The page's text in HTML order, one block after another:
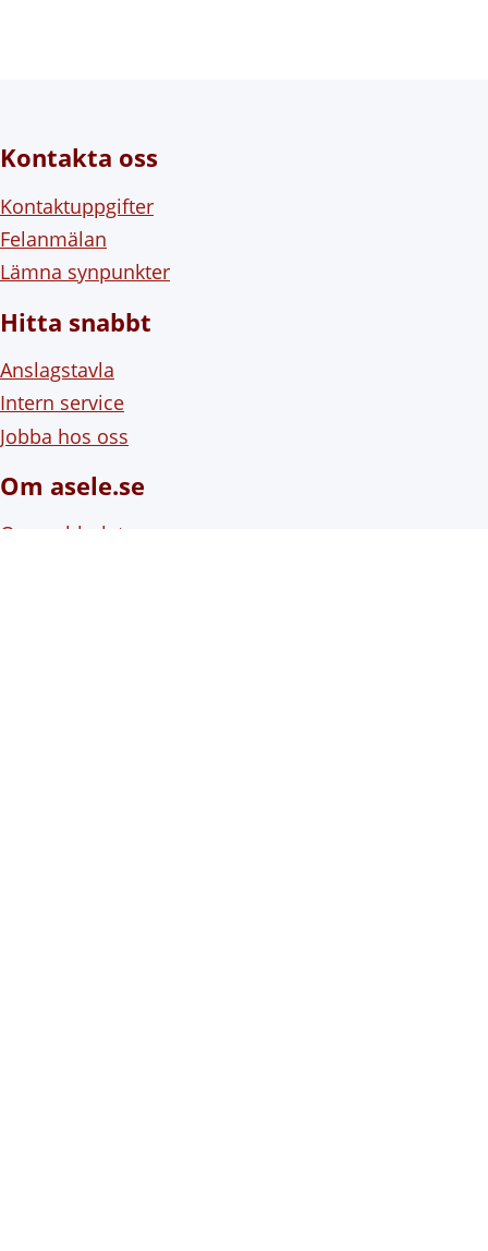
Kontakta oss
Kontaktuppgifter
Felanmälan
Lämna synpunkter
Hitta snabbt
Anslagstavla
Intern service
Jobba hos oss
Om asele.se
Om webbplatsen